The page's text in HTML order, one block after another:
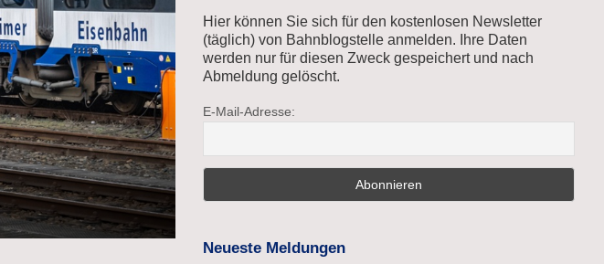
Hier können Sie sich für den kostenlosen Newsletter
(täglich) von Bahnblogstelle anmelden. Ihre Daten
werden nur für diesen Zweck gespeichert und nach
Abmeldung gelöscht.
E-Mail-Adresse:
Neueste Meldungen